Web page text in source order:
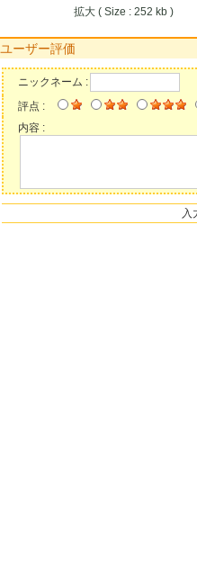
拡大 ( Size : 252 kb )
ユーザー評価
ニックネーム :
評点 :
内容 :
入